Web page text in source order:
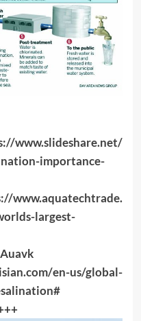
www.slideshare.net/
importance-
www.aquatechtrade.
largest-
en-us/global-